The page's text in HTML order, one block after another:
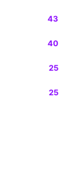
43
40
25
25